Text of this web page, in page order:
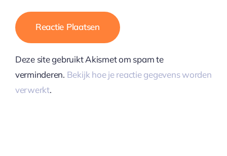
Deze site gebruikt Akismet om spam te
verminderen. Bekijk hoe je reactie gegevens worden
verwerkt.